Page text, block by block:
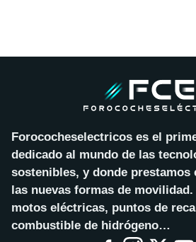
Forococheselectricos es el
dedicado al mundo de las
sostenibles, y donde prestamos
las nuevas formas de
motos eléctricas, puntos de
combustible de hidrógeno…